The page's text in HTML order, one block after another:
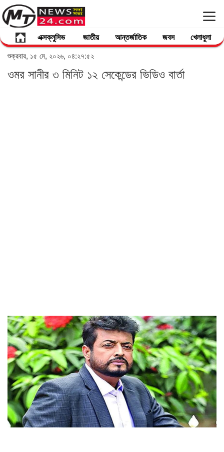
এক্সক্লুসিভ জাতীয় আন্তর্জাতিক জবস খেলাধুলা
শুক্রবার, ১৫ মে, ২০২৬, ০৪:২৭:৫২
ওমর সানীর ৩ মিনিট ১২ সেকেন্ডের ভিডিও বার্তা